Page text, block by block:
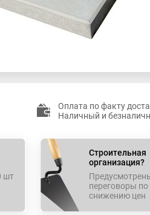
Оплата по факту
Наличный и
шт
Строительная
организация?
переговоры по
снижению цен